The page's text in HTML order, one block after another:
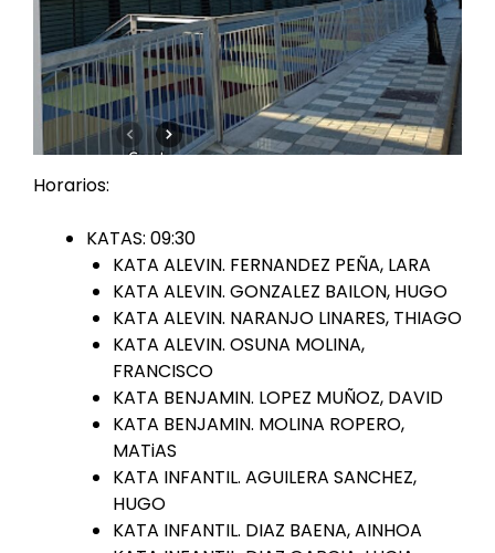
Horarios:
KATAS: 09:30
KATA ALEVIN. FERNANDEZ PEÑA, LARA
KATA ALEVIN. GONZALEZ BAILON, HUGO
KATA ALEVIN. NARANJO LINARES, THIAGO
KATA ALEVIN. OSUNA MOLINA,
FRANCISCO
KATA BENJAMIN. LOPEZ MUÑOZ, DAVID
KATA BENJAMIN. MOLINA ROPERO,
MATiAS
KATA INFANTIL. AGUILERA SANCHEZ,
HUGO
KATA INFANTIL. DIAZ BAENA, AINHOA